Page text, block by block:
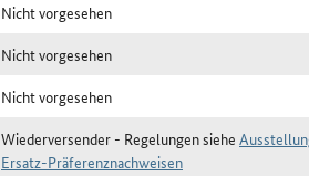
Nicht vorgesehen
Nicht vorgesehen
Nicht vorgesehen
Wiederversender - Regelungen siehe
Ersatz-Präferenznachweisen